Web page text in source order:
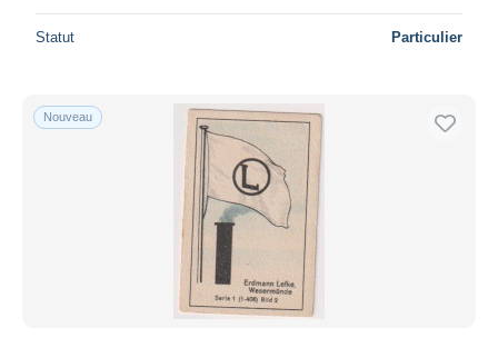
Statut Particulier
Nouveau